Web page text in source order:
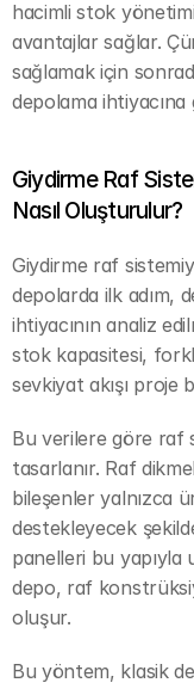
hacimli stok
avantajlar sağlar.
sağlamak için
depolama
Giydirme Raf
Nasıl Oluşturulur?
Giydirme raf
depolarda ilk adım,
ihtiyacının analiz
stok kapasitesi,
sevkiyat akışı proje
Bu verilere göre raf
tasarlanır. Raf
bileşenler yalnızca
destekleyecek
panelleri bu yapıyla
depo, raf
oluşur.
Bu yöntem, klasik